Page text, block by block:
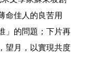
命佳人的良苦用
」的問題；下片再
望月，以實現共度